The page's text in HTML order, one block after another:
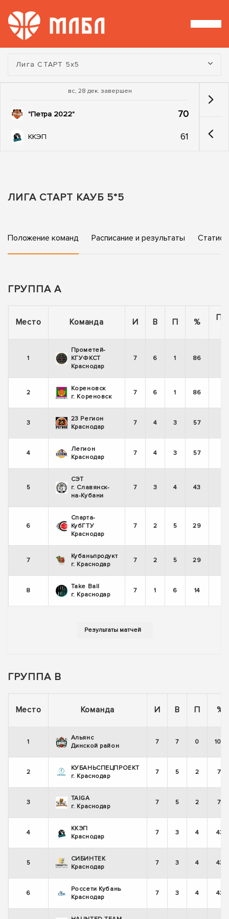
Турнир:
Лига СТАРТ 5х5
вс, 28 дек. завершен
"Петра 2022" 70
ККЭП 61
ЛИГА СТАРТ КАУБ 5*5
Положение команд Расписание и результаты
ГРУППА А
Место Команда И В П %
1
Прометей-
КГУФКСТ
Краснодар
7 6 1 86
2
Кореновск
г. Кореновск
7 6 1 86
3
23 Регион
Краснодар
7 4 3 57
4
Легион
Краснодар
7 4 3 57
5
СЭТ
г. Славянск-
на-Кубани
7 3 4 43
6
Спарта-
КубГТУ
Краснодар
7 2 5 29
7
Кубаньпродукт
г. Краснодар
7 2 5 29
8
Take Ball
г. Краснодар
7 1 6 14
ГРУППА В
Место Команда И В П %
1
Альянс
Динской район
7 7 0 100
2
КУБАНЬСПЕЦПРОЕКТ
г. Краснодар
7 5 2 71
3
TAIGA
г. Краснодар
7 5 2 71
4
ККЭП
Краснодар
7 3 4 43
5
СИБИНТЕК
Краснодар
7 3 4 43
6
Россети Кубань
Краснодар
7 3 4 43